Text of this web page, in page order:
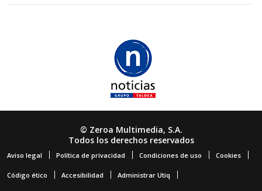
© Zeroa Multimedia, S.A.
Todos los derechos reservados
Aviso legal Política de privacidad Condiciones de uso Cookies
Código ético Accesibilidad Administrar Utiq